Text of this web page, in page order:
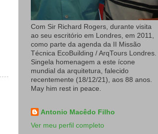
Com Sir Richard Rogers, durante visita
ao seu escritório em Londres, em 2011,
como parte da agenda da II Missão
Técnica EcoBuilding / ArqTours Londres.
Singela homenagem a este ícone
mundial da arquitetura, falecido
recentemente (18/12/21), aos 88 anos.
May him rest in peace.
Antonio Macêdo Filho
Ver meu perfil completo